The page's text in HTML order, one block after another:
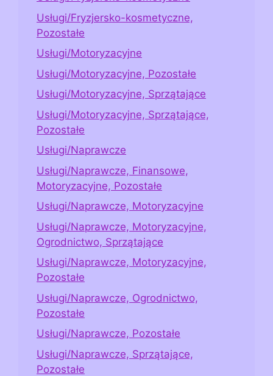
Usługi/Fryzjersko-kosmetyczne,
Pozostałe
Usługi/Motoryzacyjne
Usługi/Motoryzacyjne, Pozostałe
Usługi/Motoryzacyjne, Sprzątające
Usługi/Motoryzacyjne, Sprzątające,
Pozostałe
Usługi/Naprawcze
Usługi/Naprawcze, Finansowe,
Motoryzacyjne, Pozostałe
Usługi/Naprawcze, Motoryzacyjne
Usługi/Naprawcze, Motoryzacyjne,
Ogrodnictwo, Sprzątające
Usługi/Naprawcze, Motoryzacyjne,
Pozostałe
Usługi/Naprawcze, Ogrodnictwo,
Pozostałe
Usługi/Naprawcze, Pozostałe
Usługi/Naprawcze, Sprzątające,
Pozostałe